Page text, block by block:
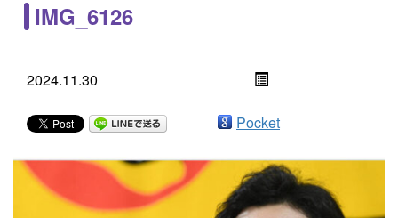
IMG_6126
2024.11.30
Pocket